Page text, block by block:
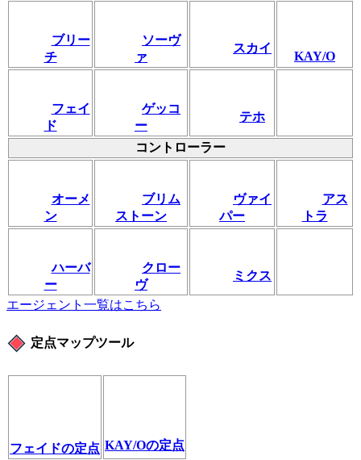
ブリー
チ
ソーヴ
ァ
スカイ
KAY/O
フェイ
ド
ゲッコ
ー
テホ
コントローラー
オーメ
ン
ブリム
ストーン
ヴァイ
パー
アス
トラ
ハーバ
ー
クロー
ヴ
ミクス
エージェント一覧はこちら
定点マップツール
フェイドの定点 KAY/Oの定点